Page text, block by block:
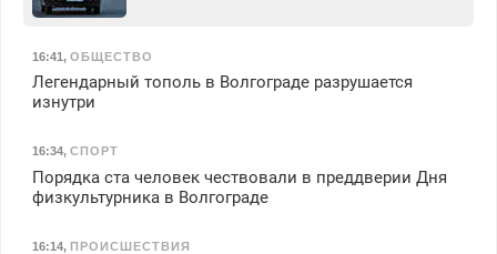
16:41, ОБЩЕСТВО
Легендарный тополь в Волгограде разрушается
изнутри
16:34, СПОРТ
Порядка ста человек чествовали в преддверии Дня
физкультурника в Волгограде
16:14, ПРОИСШЕСТВИЯ